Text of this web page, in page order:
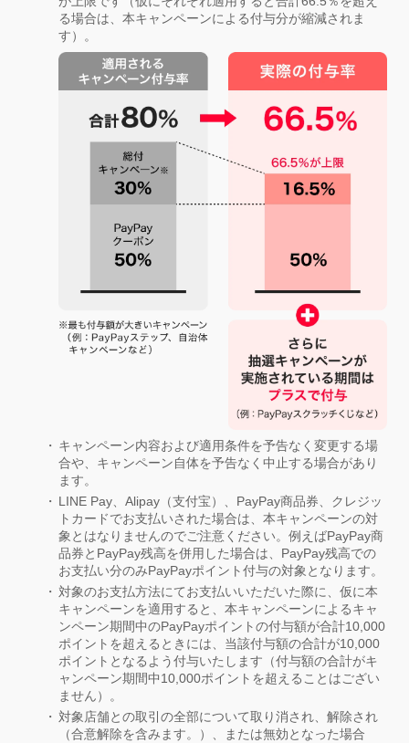
る場合は、本キャンペーンによる付与分が縮減されま
す）。
キャンペーン内容および適用条件を予告なく変更する場
合や、キャンペーン自体を予告なく中止する場合があり
ます。
LINE Pay、Alipay（支付宝）、PayPay商品券、クレジッ
トカードでお支払いされた場合は、本キャンペーンの対
象とはなりませんのでご注意ください。例えばPayPay商
品券とPayPay残高を併用した場合は、PayPay残高での
お支払い分のみPayPayポイント付与の対象となります。
対象のお支払方法にてお支払いいただいた際に、仮に本
キャンペーンを適用すると、本キャンペーンによるキャ
ンペーン期間中のPayPayポイントの付与額が合計10,000
ポイントを超えるときには、当該付与額の合計が10,000
ポイントとなるよう付与いたします（付与額の合計がキ
ャンペーン期間中10,000ポイントを超えることはござい
ません）。
対象店舗との取引の全部について取り消され、解除され
（合意解除を含みます。）、または無効となった場合